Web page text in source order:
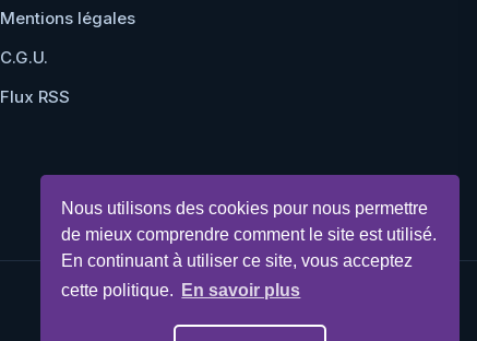
Nous utilisons des cookies pour nous permettre
de mieux comprendre comment le site est utilisé.
En continuant à utiliser ce site, vous acceptez
cette politique.
En savoir plus
Mentions légales
C.G.U.
Flux RSS